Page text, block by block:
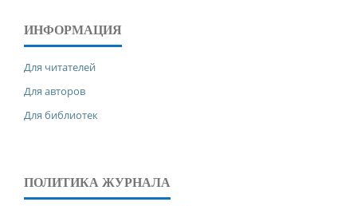
ИНФОРМАЦИЯ
Для читателей
Для авторов
Для библиотек
ПОЛИТИКА ЖУРНАЛА